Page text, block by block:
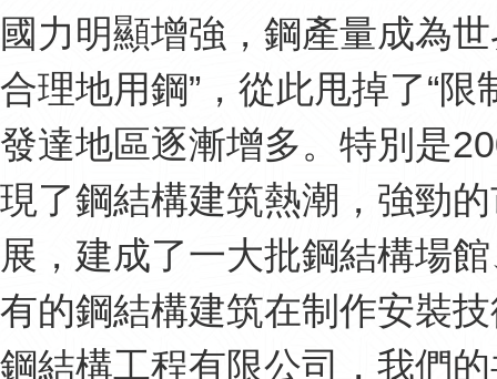
國力明顯增強，鋼產量成為
合理地用鋼”，從此甩掉了“
發達地區逐漸增多。特別是
現了鋼結構建筑熱潮，強勁
展，建成了一大批鋼結構場
有的鋼結構建筑在制作安裝
鋼結構工程有限公司，我們